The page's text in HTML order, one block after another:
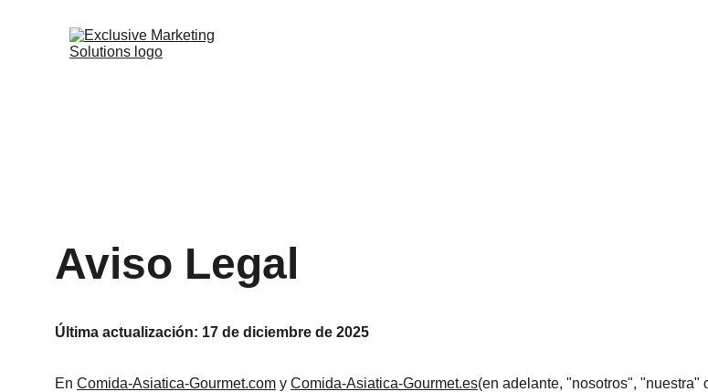
Aviso Legal
Última actualización: 17 de diciembre de 2025
En Comida-Asiatica-Gourmet.com y Comida-Asiatica-Gourmet.es(en adelante, "nosotros",